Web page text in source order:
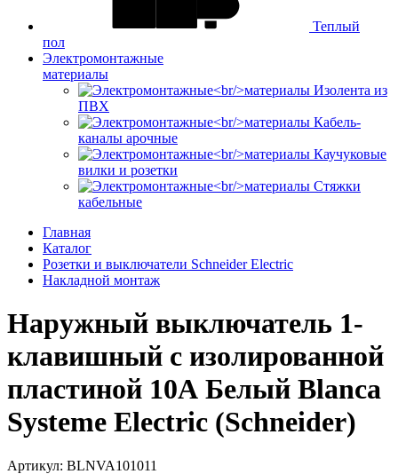
Теплый
пол
Электромонтажные
материалы
Изолента из
ПВХ
Кабель-
каналы арочные
Каучуковые
вилки и розетки
Стяжки
кабельные
Главная
Каталог
Розетки и выключатели Schneider Electric
Накладной монтаж
Наружный выключатель 1-
клавишный с изолированной
пластиной 10А Белый Blanca
Systeme Electric (Schneider)
Артикул: BLNVA101011